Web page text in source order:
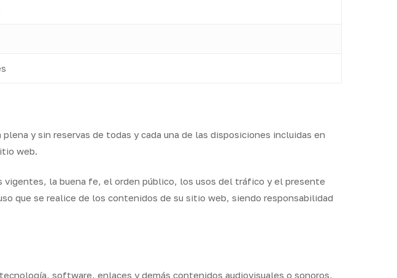
y sin reservas de todas y cada una de las disposiciones incluidas en
web.
vigentes, la buena fe, el orden público, los usos del tráfico y el presente
que se realice de los contenidos de su sitio web, siendo responsabilidad
software, enlaces y demás contenidos audiovisuales o sonoros,